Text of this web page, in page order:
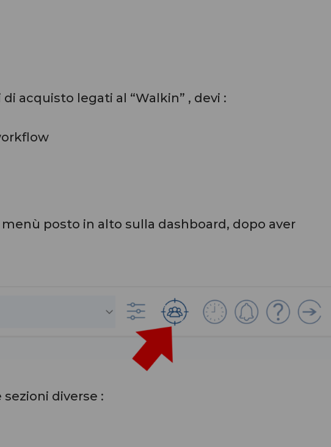
acquisto legati al “Walkin” , devi :
posto in alto sulla dashboard, dopo aver
diverse :